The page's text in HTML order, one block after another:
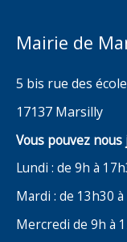
Mairie de
5 bis rue des
17137 Marsilly
Vous pouvez
Lundi : de 9h à
Mardi : de 13h30
Mercredi de 9h à